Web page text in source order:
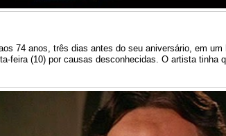
74 anos, três dias antes do seu aniversário, em
feira (10) por causas desconhecidas. O artista tinha